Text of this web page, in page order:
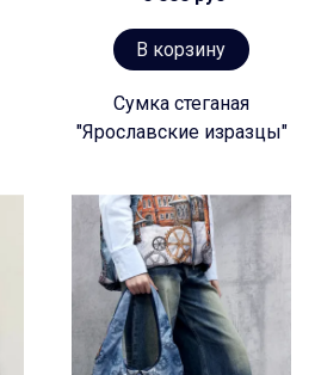
В корзину
Сумка стеганая
"Ярославские изразцы"